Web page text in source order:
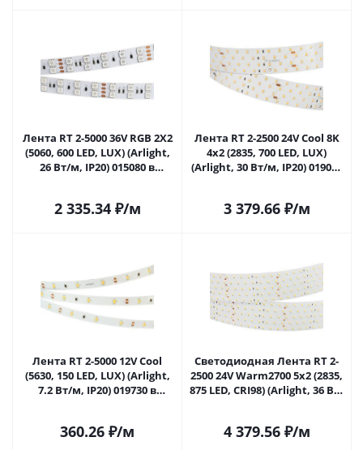
Лента RT 2-5000 36V RGB 2X2
(5060, 600 LED, LUX) (Arlight,
26 Вт/м, IP20) 015080 в
2 335.34₽/м
Лента RT 2-2500 24V Cool 8K
4x2 (2835, 700 LED, LUX)
(Arlight, 30 Вт/м, IP20) 019084
3 379.66₽/м
Лента RT 2-5000 12V Cool
(5630, 150 LED, LUX) (Arlight,
7.2 Вт/м, IP20) 019730 в
360.26 ₽/м
Светодиодная Лента RT 2-
2500 24V Warm2700 5x2 (2835,
875 LED, CRI98) (Arlight, 36 Вт/
4 379.56₽/м